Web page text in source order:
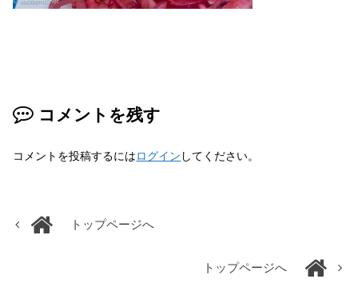
コメントを残す
コメントを投稿するにはログイン してください。
トップページへ
トップページへ